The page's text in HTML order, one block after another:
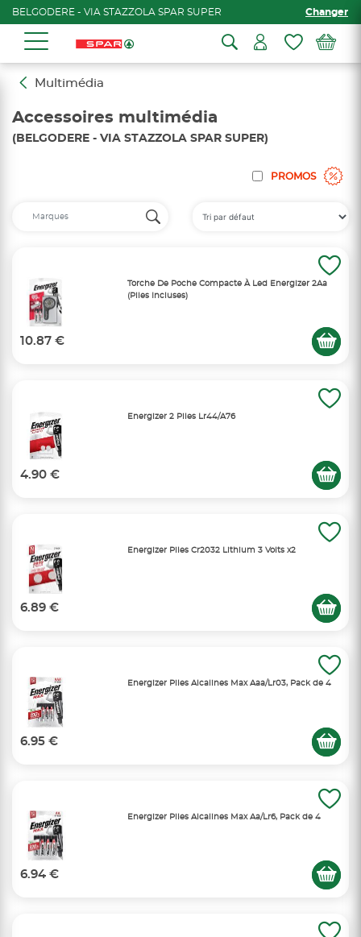
BELGODERE - VIA STAZZOLA SPAR SUPER Changer
Multimédia
Accessoires multimédia
(BELGODERE - VIA STAZZOLA SPAR SUPER)
PROMOS
Torche De Poche Compacte À Led Energizer 2Aa
(Piles Incluses)
10.87 €
Energizer 2 Piles Lr44/A76
4.90 €
Energizer Piles Cr2032 Lithium 3 Volts x2
6.89 €
Energizer Piles Alcalines Max Aaa/Lr03, Pack de 4
6.95 €
Energizer Piles Alcalines Max Aa/Lr6, Pack de 4
6.94 €